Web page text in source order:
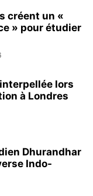
créent un «
» pour étudier
lors
à Londres
Dhurandhar
Indo-